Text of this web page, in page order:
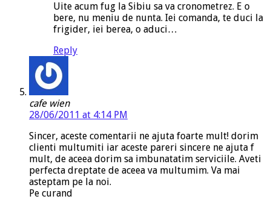
Uite acum fug la Sibiu sa va cronometrez. E o
bere, nu meniu de nunta. Iei comanda, te duci la
frigider, iei berea, o aduci…
Reply
cafe wien
28/06/2011 at 4:14 PM
Sincer, aceste comentarii ne ajuta foarte mult! dorim
clienti multumiti iar aceste pareri sincere ne ajuta f
mult, de aceea dorim sa imbunatatim serviciile. Aveti
perfecta dreptate de aceea va multumim. Va mai
asteptam pe la noi.
Pe curand